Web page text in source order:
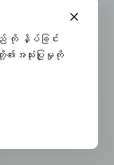
ကို နှိပ်ခြင်း
၏အသုံးပြုမှုကို